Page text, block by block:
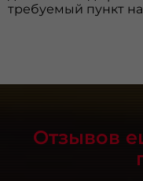
требуемый пункт
Отзывов